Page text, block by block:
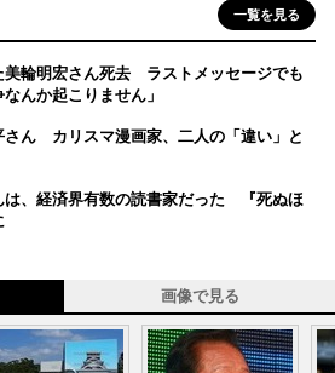
一覧を見る
美輪明宏さん死去 ラストメッセージでも
んか起こりません」
さん カリスマ漫画家、二人の「違い」と
は、経済界有数の読書家だった 『死ぬほ
画像で見る